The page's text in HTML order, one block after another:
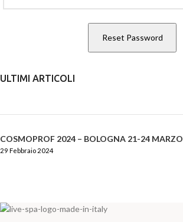
ULTIMI ARTICOLI
COSMOPROF 2024 – BOLOGNA 21-24 MARZO
29 Febbraio 2024